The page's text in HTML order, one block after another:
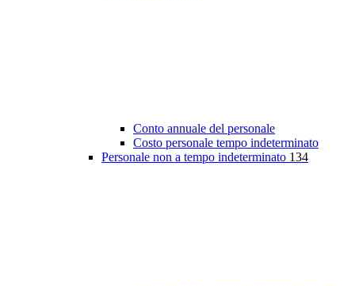
Conto annuale del personale
Costo personale tempo indeterminato
Personale non a tempo indeterminato 134